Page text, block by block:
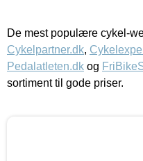
De mest populære cykel-
Cykelpartner.dk,
Pedalatleten.dk og
sortiment til gode priser.